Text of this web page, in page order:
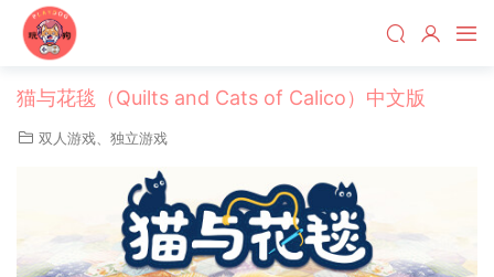
猫与花毯（Quilts and Cats of Calico）中文版
双人游戏 独立游戏